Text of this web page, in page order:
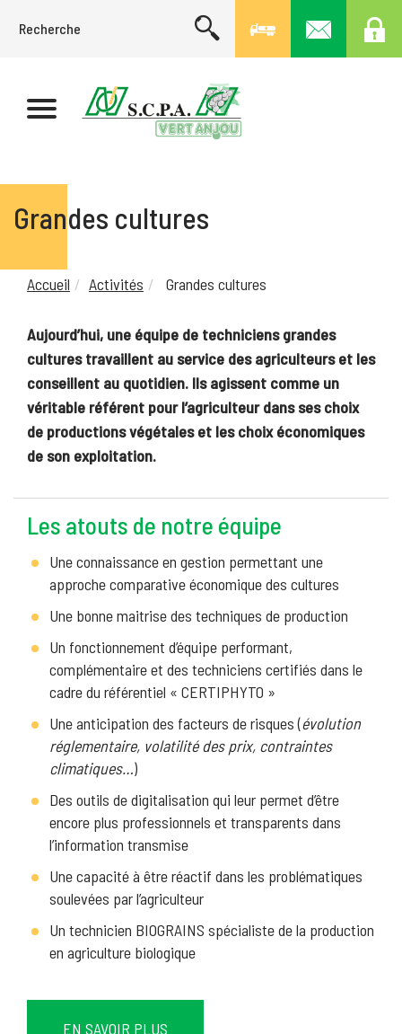
Grandes cultures
Accueil Activités Grandes cultures
Aujourd’hui, une équipe de techniciens grandes
cultures travaillent au service des agriculteurs et les
conseillent au quotidien. Ils agissent comme un
véritable référent pour l’agriculteur dans ses choix
de productions végétales et les choix économiques
de son exploitation.
Les atouts de notre équipe
Une connaissance en gestion permettant une
approche comparative économique des cultures
Une bonne maitrise des techniques de production
Un fonctionnement d’équipe performant,
complémentaire et des techniciens certifiés dans le
cadre du référentiel « CERTIPHYTO »
Une anticipation des facteurs de risques (évolution
réglementaire, volatilité des prix, contraintes
climatiques…)
Des outils de digitalisation qui leur permet d’être
encore plus professionnels et transparents dans
l’information transmise
Une capacité à être réactif dans les problématiques
soulevées par l’agriculteur
Un technicien BIOGRAINS spécialiste de la production
en agriculture biologique
EN SAVOIR PLUS